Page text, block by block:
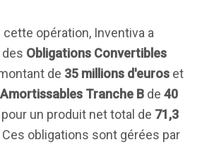
cette opération, Inventiva a
Obligations Convertibles
de 35 millions d'euros et
Tranche B de 40
pour un produit net total de 71,3
Ces obligations sont gérées par